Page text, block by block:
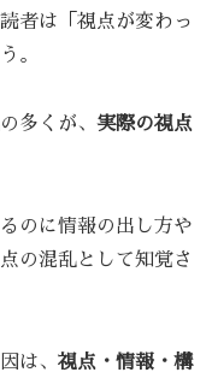
者は「視点が変わっ
。
多くが、 実際の視点
のに情報の出し方や
の混乱として知覚さ
は、 視点・情報・構